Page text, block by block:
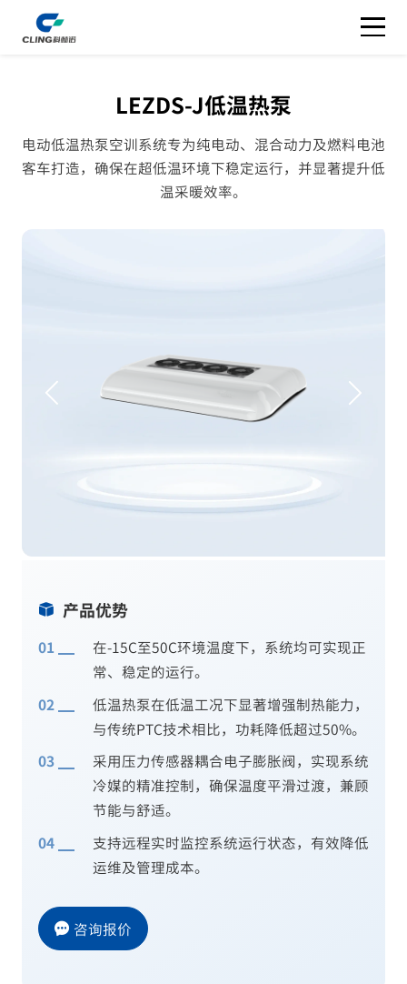
LEZDS-J低温热泵
电动低温热泵空训系统专为纯电动、混合动力及燃料电池
客车打造，确保在超低温环境下稳定运行，并显著提升低
温采暖效率。
产品优势
在-15C至50C环境温度下，系统均可实现正
常、稳定的运行。
低温热泵在低温工况下显著增强制热能力，
与传统PTC技术相比，功耗降低超过50%。
采用压力传感器耦合电子膨胀阀，实现系统
冷媒的精准控制，确保温度平滑过渡，兼顾
节能与舒适。
支持远程实时监控系统运行状态，有效降低
运维及管理成本。
咨询报价